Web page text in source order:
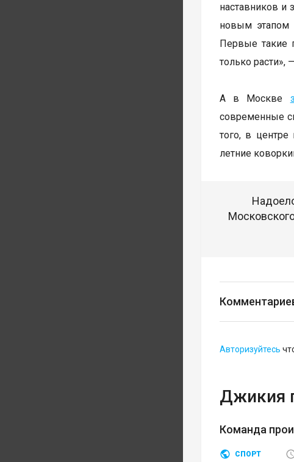
наставников и
новым этапом
Первые такие
только расти»,
А в Москве
современные
того, в центре
летние
Авторизуйтесь
Джикия
Команда
СПОРТ